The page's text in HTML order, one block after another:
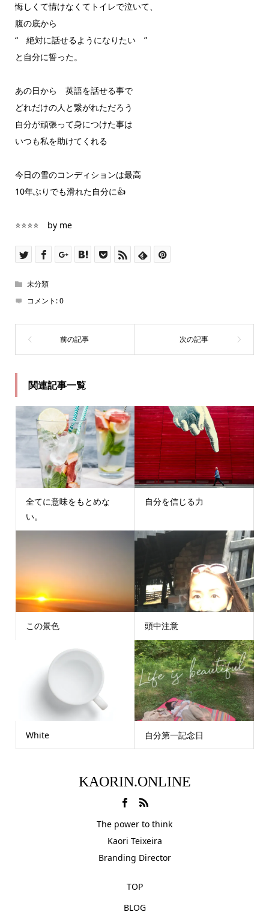
悔しくて情けなくてトイレで泣いて、
腹の底から
“ 絶対に話せるようになりたい ”
と自分に誓った。
あの日から 英語を話せる事で
どれだけの人と繋がれただろう
自分が頑張って身につけた事は
いつも私を助けてくれる
今日の雪のコンディションは最高
10年ぶりでも滑れた自分に👍
⭐️⭐️⭐️⭐️ by me
未分類
コメント:0
関連記事一覧
全てに意味をもとめな
い。
自分を信じる力
この景色 頭中注意
White 自分第一記念日
KAORIN.ONLINE
The power to think
Kaori Teixeira
Branding Director
TOP
BLOG